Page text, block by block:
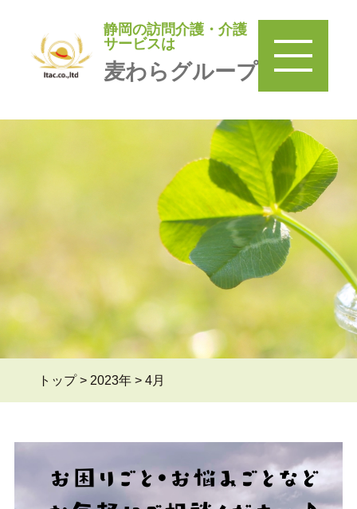
静岡の訪問介護・介護
サービスは
麦わらグループ
静岡の訪問介護・介護サービ
スは
麦わらグループ
＞
訪問介護 麦わら ＞
みまもり巡回麦わら家 ＞
よくある質問Q&A ＞
ブログ ＞
トップ> 2023年 > 4月